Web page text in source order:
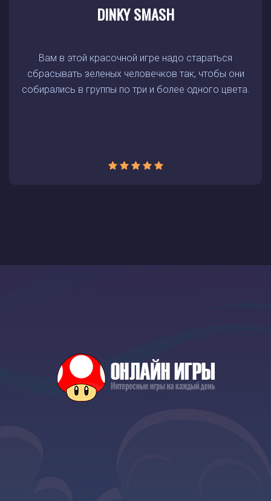
DINKY SMASH
Вам в этой красочной игре надо стараться
сбрасывать зеленых человечков так, чтобы они
собирались в группы по три и более одного цвета.